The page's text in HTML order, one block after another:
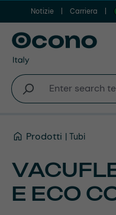
Vai al contenuto
Notizie Carriera
Prodotti Tubi
E ECO